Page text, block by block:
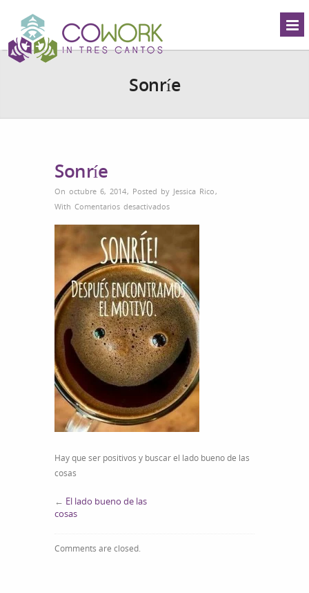
Sonríe
Sonríe
On octubre 6, 2014, Posted by Jessica Rico,
With Comentarios desactivadosen
Hay que ser positivos y buscar el lado bueno de las
cosas
← El lado bueno de las
cosas
Comments are closed.